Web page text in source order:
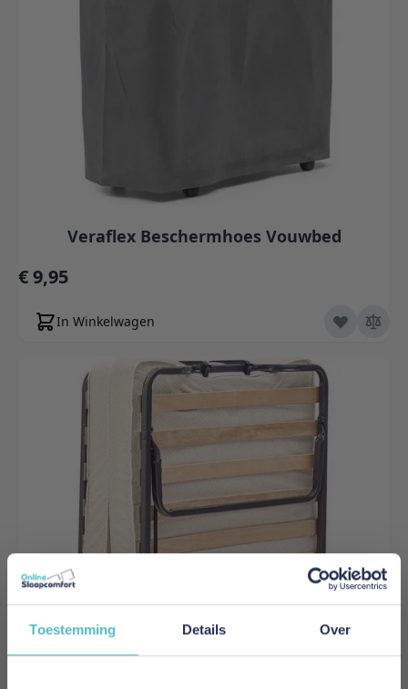
Toestemming Details Over
Veraflex Beschermhoes Vouwbed
€ 9,95
In Winkelwagen